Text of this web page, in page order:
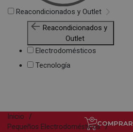
Reacondicionados y Outlet
Reacondicionados y
Outlet
Electrodomésticos
Tecnología
COMPRAR
Inicio
Pequeños Electrodomésticos